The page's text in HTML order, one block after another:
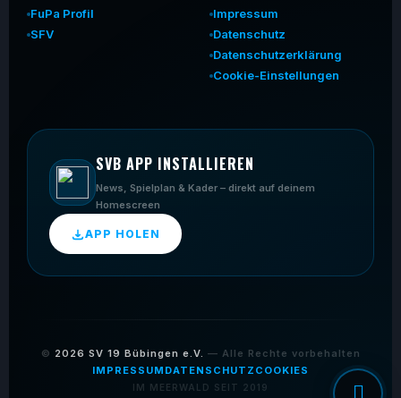
FuPa Profil
SFV
Impressum
Datenschutz
Datenschutzerklärung
Cookie-Einstellungen
SVB APP INSTALLIEREN
News, Spielplan & Kader – direkt auf deinem
Homescreen
APP HOLEN
© 2026 SV 19 Bübingen e.V. — Alle Rechte vorbehalten
IMPRESSUM DATENSCHUTZ COOKIES
IM MEERWALD SEIT 2019